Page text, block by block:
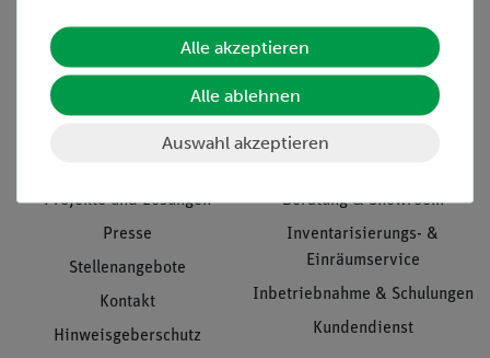
Informationen
Projekte und Lösungen
Presse
Stellenangebote
Kontakt
Hinweisgeberschutz
Beratung & Showroom
Inventarisierungs- &
Einräumservice
Inbetriebnahme & Schulungen
Kundendienst
Alle akzeptieren
Alle ablehnen
Auswahl akzeptieren